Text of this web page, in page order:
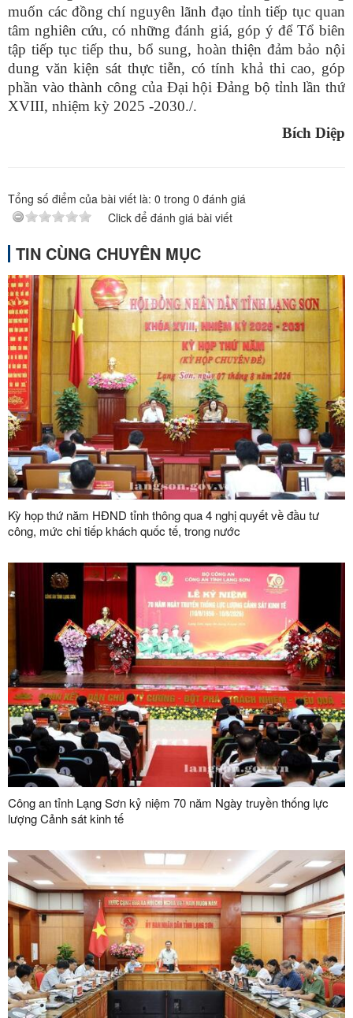
muốn các đồng chí nguyên lãnh đạo tỉnh tiếp tục quan
tâm nghiên cứu, có những đánh giá, góp ý để Tổ biên
tập tiếp tục tiếp thu, bổ sung, hoàn thiện đảm bảo nội
dung văn kiện sát thực tiễn, có tính khả thi cao, góp
phần vào thành công của Đại hội Đảng bộ tỉnh lần thứ
XVIII, nhiệm kỳ 2025 -2030./.
Bích Diệp
Tổng số điểm của bài viết là: 0 trong 0 đánh giá
Click để đánh giá bài viết
TIN CÙNG CHUYÊN MỤC
Kỳ họp thứ năm HĐND tỉnh thông qua 4 nghị quyết về đầu tư
công, mức chi tiếp khách quốc tế, trong nước
Công an tỉnh Lạng Sơn kỷ niệm 70 năm Ngày truyền thống lực
lượng Cảnh sát kinh tế